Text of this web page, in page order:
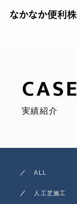
CASE
実績紹介
ALL
人工芝施工